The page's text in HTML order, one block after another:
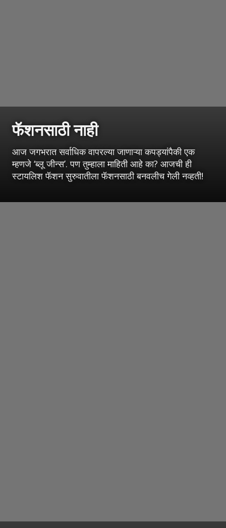
फॅशनसाठी नाही
आज जगभरात सर्वाधिक वापरल्या जाणाऱ्या कपड्यांपैकी एक
म्हणजे ‘ब्लू जीन्स’. पण तुम्हाला माहिती आहे का? आजची ही
स्टायलिश फॅशन सुरुवातीला फॅशनसाठी बनवलीच गेली नव्हती!